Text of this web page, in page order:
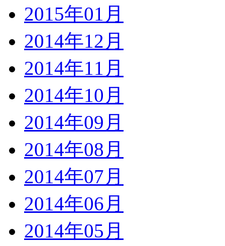
2015年01月
2014年12月
2014年11月
2014年10月
2014年09月
2014年08月
2014年07月
2014年06月
2014年05月